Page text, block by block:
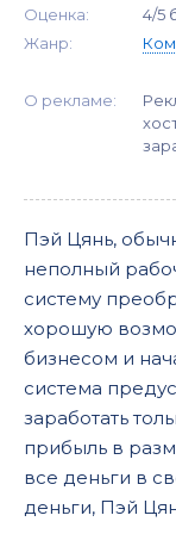
Оценка:
4/5
Жанр:
О рекламе:
Пэй Цянь,
неполный
систему
хорошую
бизнесом и
система
заработать
прибыль в
все деньги в
деньги, Пэй